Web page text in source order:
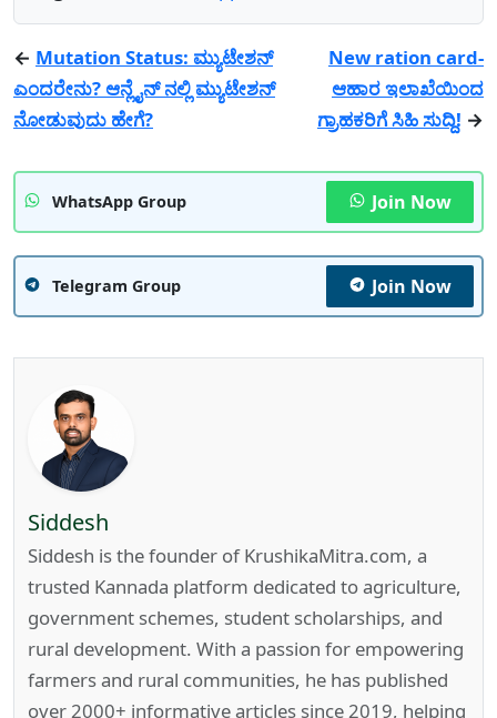
← Mutation Status: ಮ್ಯುಟೇಶನ್
ಎಂದರೇನು? ಆನ್ಲೈನ್ ನಲ್ಲಿ ಮ್ಯುಟೇಶನ್
ನೋಡುವುದು ಹೇಗೆ?
New ration card-
ಆಹಾರ ಇಲಾಖೆಯಿಂದ
ಗ್ರಾಹಕರಿಗೆ ಸಿಹಿ ಸುದ್ದಿ! →
WhatsApp Group Join Now
Telegram Group Join Now
Siddesh
Siddesh is the founder of KrushikaMitra.com, a
trusted Kannada platform dedicated to agriculture,
government schemes, student scholarships, and
rural development. With a passion for empowering
farmers and rural communities, he has published
over 2000+ informative articles since 2019, helping